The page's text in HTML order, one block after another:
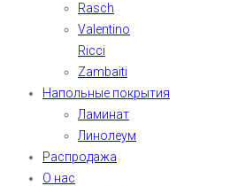
Rasch
Valentino
Ricci
Zambaiti
Напольные покрытия
Ламинат
Линолеум
Распродажа
О нас